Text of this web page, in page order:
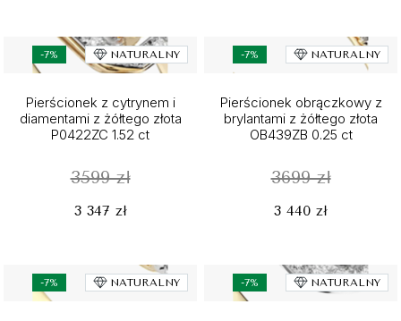
-7% NATURALNY
Pierścionek z cytrynem i
diamentami z żółtego złota
P0422ZC 1.52 ct
3599 zł
3 347 zł
-7% NATURALNY
Pierścionek obrączkowy z
brylantami z żółtego złota
OB439ZB 0.25 ct
3699 zł
3 440 zł
-7% NATURALNY -7% NATURALNY